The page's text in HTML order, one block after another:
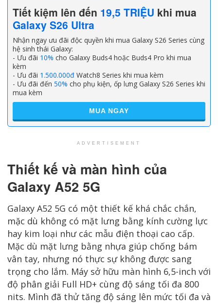
Tiết kiệm lên đến 19,5 TRIỆU khi mua
Galaxy S26 Ultra
Nhận ngay ưu đãi độc quyền khi mua Galaxy S26 Series cùng
hệ sinh thái Galaxy:
- Ưu đãi 10% cho Galaxy Buds4 hoặc Buds4 Pro khi mua
kèm
- Ưu đãi 1.500.000đ Watch8 Series khi mua kèm
- Ưu đãi đến 50% cho phụ kiện, ốp lưng Galaxy S26 Series khi
mua kèm
MUA NGAY
ADVERTISEMENT
Thiết kế và màn hình của
Galaxy A52 5G
Galaxy A52 5G có một thiết kế khá chắc chắn,
mặc dù không có mặt lưng bằng kính cường lực
hay kim loại như các mẫu điện thoại cao cấp.
Mặc dù mặt lưng bằng nhựa giúp chống bám
vân tay, nhưng nó thực sự không được sang
trọng cho lắm. Máy sở hữu màn hình 6,5-inch với
độ phân giải Full HD+ cùng độ sáng tối đa 800
nits. Mình đã thử tăng độ sáng lên mức tối đa và